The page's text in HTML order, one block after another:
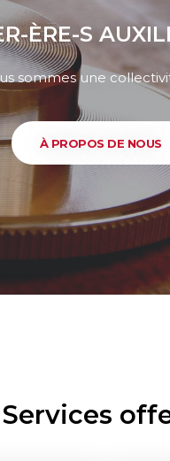
ÈRE-S
sommes une
À PROPOS DE NOUS
Services